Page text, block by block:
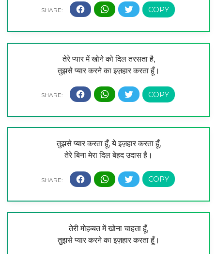
तेरे प्यार में खोने को दिल तरसता है,
तुझसे प्यार करने का इज़हार करता हूँ।
तुझसे प्यार करता हूँ, ये इज़हार करता हूँ,
तेरे बिना मेरा दिल बेहद उदास है।
तेरी मोहब्बत में खोना चाहता हूँ,
तुझसे प्यार करने का इज़हार करता हूँ।